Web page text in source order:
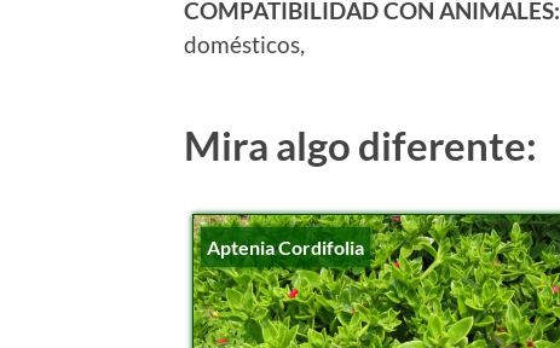
COMPATIBILIDAD CON ANIMALES:
domésticos,
Mira algo diferente:
Aptenia Cordifolia